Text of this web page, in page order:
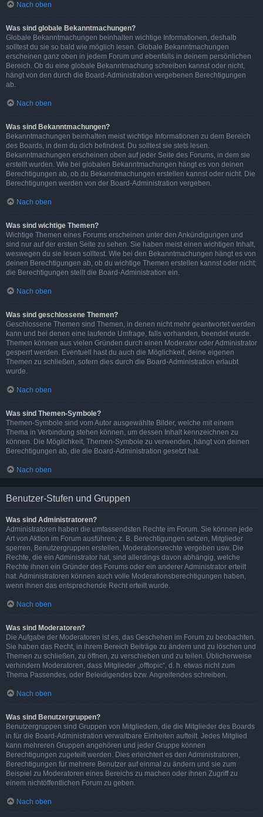
Nach oben
Was sind globale Bekanntmachungen?
Globale Bekanntmachungen beinhalten wichtige Informationen, deshalb
solltest du sie so bald wie möglich lesen. Globale Bekanntmachungen
erscheinen ganz oben in jedem Forum und ebenfalls in deinem persönlichen
Bereich. Ob du eine globale Bekanntmachung schreiben kannst oder nicht,
hängt von den durch die Board-Administration vergebenen Berechtigungen
ab.
Nach oben
Was sind Bekanntmachungen?
Bekanntmachungen beinhalten meist wichtige Informationen zu dem Bereich
des Boards, in dem du dich befindest. Du solltest sie stets lesen.
Bekanntmachungen erscheinen oben auf jeder Seite des Forums, in dem sie
erstellt wurden. Wie bei globalen Bekanntmachungen hängt es von deinen
Berechtigungen ab, ob du Bekanntmachungen erstellen kannst oder nicht. Die
Berechtigungen werden von der Board-Administration vergeben.
Nach oben
Was sind wichtige Themen?
Wichtige Themen eines Forums erscheinen unter den Ankündigungen und
sind nur auf der ersten Seite zu sehen. Sie haben meist einen wichtigen Inhalt,
weswegen du sie lesen solltest. Wie bei den Bekanntmachungen hängt es von
deinen Berechtigungen ab, ob du wichtige Themen erstellen kannst oder nicht;
die Berechtigungen stellt die Board-Administration ein.
Nach oben
Was sind geschlossene Themen?
Geschlossene Themen sind Themen, in denen nicht mehr geantwortet werden
kann und bei denen eine laufende Umfrage, falls vorhanden, beendet wurde.
Themen können aus vielen Gründen durch einen Moderator oder Administrator
gesperrt werden. Eventuell hast du auch die Möglichkeit, deine eigenen
Themen zu schließen, sofern dies durch die Board-Administration erlaubt
wurde.
Nach oben
Was sind Themen-Symbole?
Themen-Symbole sind vom Autor ausgewählte Bilder, welche mit einem
Thema in Verbindung stehen können, um dessen Inhalt kennzeichnen zu
können. Die Möglichkeit, Themen-Symbole zu verwenden, hängt von deinen
Berechtigungen ab, die die Board-Administration gesetzt hat.
Nach oben
Benutzer-Stufen und Gruppen
Was sind Administratoren?
Administratoren haben die umfassendsten Rechte im Forum. Sie können jede
Art von Aktion im Forum ausführen; z. B. Berechtigungen setzen, Mitglieder
sperren, Benutzergruppen erstellen, Moderationsrechte vergeben usw. Die
Rechte, die ein Administrator hat, sind allerdings davon abhängig, welche
Rechte ihnen ein Gründer des Forums oder ein anderer Administrator erteilt
hat. Administratoren können auch volle Moderationsberechtigungen haben,
wenn ihnen das entsprechende Recht erteilt wurde.
Nach oben
Was sind Moderatoren?
Die Aufgabe der Moderatoren ist es, das Geschehen im Forum zu beobachten.
Sie haben das Recht, in ihrem Bereich Beiträge zu ändern und zu löschen und
Themen zu schließen, zu öffnen, zu verschieben und zu teilen. Üblicherweise
verhindern Moderatoren, dass Mitglieder „offtopic“, d. h. etwas nicht zum
Thema Passendes, oder Beleidigendes bzw. Angreifendes schreiben.
Nach oben
Was sind Benutzergruppen?
Benutzergruppen sind Gruppen von Mitgliedern, die die Mitglieder des Boards
in für die Board-Administration verwaltbare Einheiten aufteilt. Jedes Mitglied
kann mehreren Gruppen angehören und jeder Gruppe können
Berechtigungen zugeteilt werden. Dies erleichtert es den Administratoren,
Berechtigungen für mehrere Benutzer auf einmal zu ändern und sie zum
Beispiel zu Moderatoren eines Bereichs zu machen oder ihnen Zugriff zu
einem nichtöffentlichen Forum zu geben.
Nach oben